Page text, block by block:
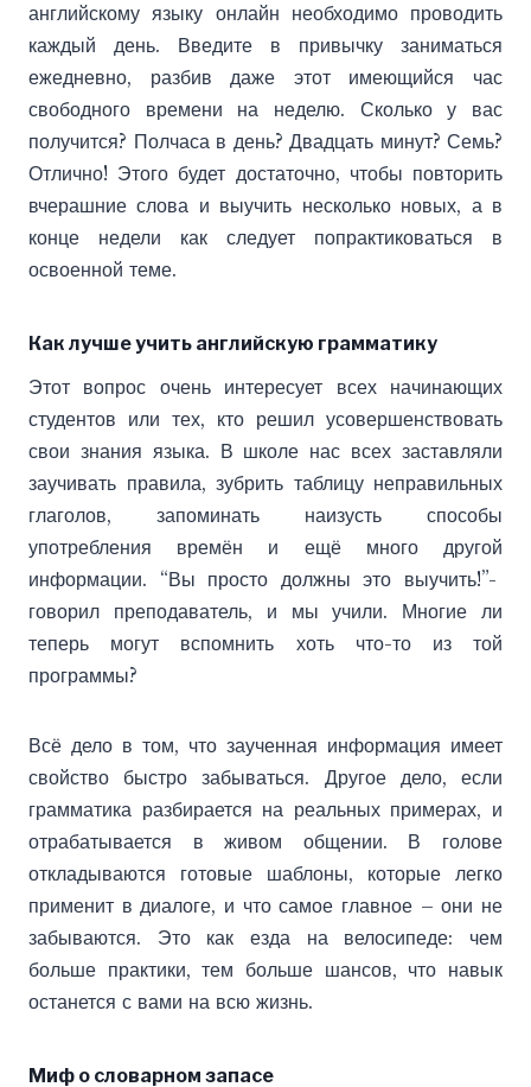
английскому языку онлайн необходимо проводить
каждый день. Введите в привычку заниматься
ежедневно, разбив даже этот имеющийся час
свободного времени на неделю. Сколько у вас
получится? Полчаса в день? Двадцать минут? Семь?
Отлично! Этого будет достаточно, чтобы повторить
вчерашние слова и выучить несколько новых, а в
конце недели как следует попрактиковаться в
освоенной теме.
Как лучше учить английскую грамматику
Этот вопрос очень интересует всех начинающих
студентов или тех, кто решил усовершенствовать
свои знания языка. В школе нас всех заставляли
заучивать правила, зубрить таблицу неправильных
глаголов, запоминать наизусть способы
употребления времён и ещё много другой
информации. “Вы просто должны это выучить!”-
говорил преподаватель, и мы учили. Многие ли
теперь могут вспомнить хоть что-то из той
программы?
Всё дело в том, что заученная информация имеет
свойство быстро забываться. Другое дело, если
грамматика разбирается на реальных примерах, и
отрабатывается в живом общении. В голове
откладываются готовые шаблоны, которые легко
применит в диалоге, и что самое главное – они не
забываются. Это как езда на велосипеде: чем
больше практики, тем больше шансов, что навык
останется с вами на всю жизнь.
Миф о словарном запасе